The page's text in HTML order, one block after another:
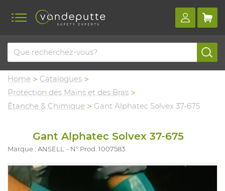
Home
Catalogues
Protection des Mains et des Bras
Étanche & Chimique
Gant Alphatec Solvex 37-675
Gant Alphatec Solvex 37-675
Marque : ANSELL N° Prod. 1007583